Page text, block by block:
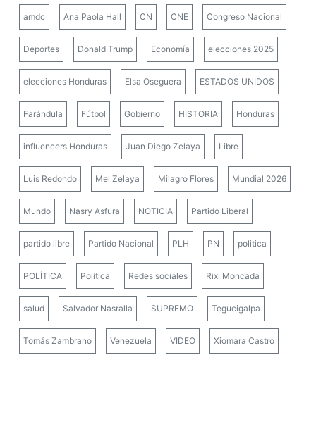
amdc Ana Paola Hall CN CNE Congreso Nacional
Deportes Donald Trump Economía elecciones 2025
elecciones Honduras Elsa Oseguera ESTADOS UNIDOS
Farándula Fútbol Gobierno HISTORIA Honduras
influencers Honduras Juan Diego Zelaya Libre
Luis Redondo Mel Zelaya Milagro Flores Mundial 2026
Mundo Nasry Asfura NOTICIA Partido Liberal
partido libre Partido Nacional PLH PN politica
POLÍTICA Política Redes sociales Rixi Moncada
salud Salvador Nasralla SUPREMO Tegucigalpa
Tomás Zambrano Venezuela VIDEO Xiomara Castro